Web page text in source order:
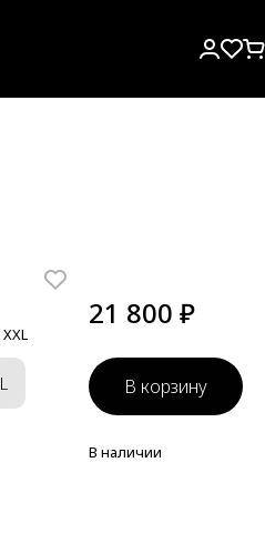
XXL
L
21 800 ₽
В корзину
В наличии